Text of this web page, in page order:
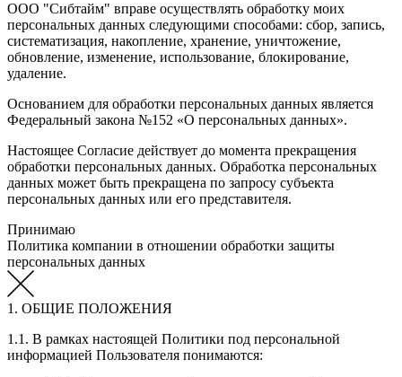
ООО "Сибтайм" вправе осуществлять обработку моих
персональных данных следующими способами: сбор, запись,
систематизация, накопление, хранение, уничтожение,
обновление, изменение, использование, блокирование,
удаление.
Основанием для обработки персональных данных является
Федеральный закона №152 «О персональных данных».
Настоящее Согласие действует до момента прекращения
обработки персональных данных. Обработка персональных
данных может быть прекращена по запросу субъекта
персональных данных или его представителя.
Принимаю
Политика компании в отношении обработки защиты
персональных данных
1. ОБЩИЕ ПОЛОЖЕНИЯ
1.1. В рамках настоящей Политики под персональной
информацией Пользователя понимаются: